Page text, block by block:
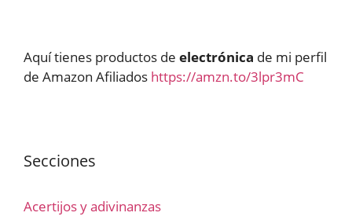
Aquí tienes productos de electrónica de mi perfil
de Amazon Afiliados https://amzn.to/3lpr3mC
Secciones
Acertijos y adivinanzas